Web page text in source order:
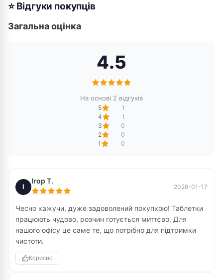
⭐ Відгуки покупців
Загальна оцінка
4.5
На основі 2 відгуків
5
1
4
1
3
0
2
0
1
0
І
Ігор Т.
2026-01-17
Чесно кажучи, дуже задоволений покупкою! Таблетки
працюють чудово, розчин готується миттєво. Для
нашого офісу це саме те, що потрібно для підтримки
чистоти.
Корисно